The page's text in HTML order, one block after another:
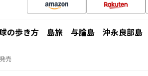
の歩き方 島旅 与論島 沖永良部島
売